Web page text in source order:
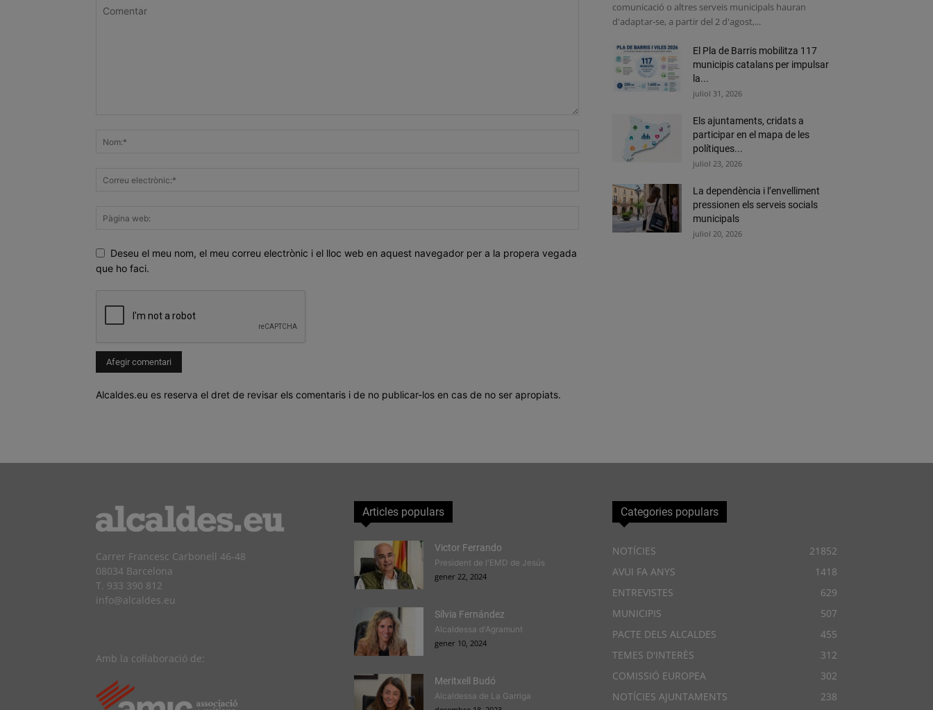
Deseu el meu nom, el meu correu electrònic i el lloc web en aquest navegador per a la propera vegada
que ho faci.
Alcaldes.eu es reserva el dret de revisar els comentaris i de no publicar-los en cas de no ser apropiats.
comunicació o altres serveis municipals hauran
d'adaptar-se, a partir del 2 d'agost,...
El Pla de Barris mobilitza 117
municipis catalans per impulsar
la...
juliol 31, 2026
Els ajuntaments, cridats a
participar en el mapa de les
polítiques...
juliol 23, 2026
La dependència i l’envelliment
pressionen els serveis socials
municipals
juliol 20, 2026
Carrer Francesc Carbonell 46-48
08034 Barcelona
T. 933 390 812
info@alcaldes.eu
Amb la col·laboració de:
Articles populars
Victor Ferrando
President de l'EMD de Jesús
gener 22, 2024
Sílvia Fernández
Alcaldessa d'Agramunt
gener 10, 2024
Meritxell Budó
Alcaldessa de La Garriga
Categories populars
NOTÍCIES
21852
AVUI FA ANYS
1418
ENTREVISTES
629
MUNICIPIS
507
PACTE DELS ALCALDES
455
TEMES D'INTERÈS
312
COMISSIÓ EUROPEA
302
NOTÍCIES AJUNTAMENTS
238